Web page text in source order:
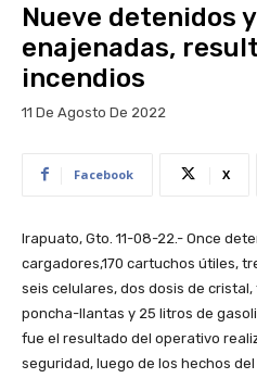
Nueve detenidos
enajenadas,
incendios
11 De Agosto De 2022
Facebook X
Irapuato, Gto. 11-08-22.- Once
cargadores,170 cartuchos útiles,
seis celulares, dos dosis de
poncha-llantas y 25 litros de
fue el resultado del operativo
seguridad, luego de los hechos